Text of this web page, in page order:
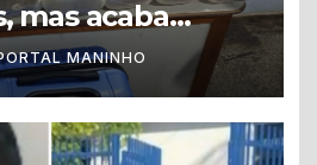
mas acaba
até ponto
MANINHO